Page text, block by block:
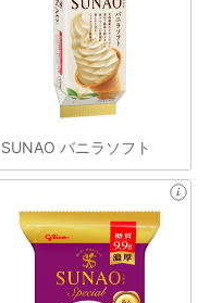
SUNAO バニラソフト